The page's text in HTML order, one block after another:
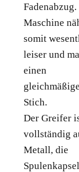
Fadenabzug.
Maschine
somit
leiser und
einen
Stich.
Der Greifer
vollständig
Metall, die